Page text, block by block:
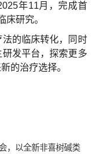
年11月，完成首
床研究。
的临床转化，同时
发平台，探索更多
的治疗选择。
，以全新非喜树碱类